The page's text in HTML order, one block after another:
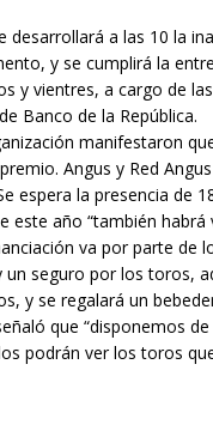
desarrollará a las 10 la
y se cumplirá la
y vientres, a cargo de
Banco de la República.
manifestaron
Angus y Red
espera la presencia de
este año “también
va por parte de
un seguro por los toros,
y se regalará un
que “disponemos
podrán ver los toros